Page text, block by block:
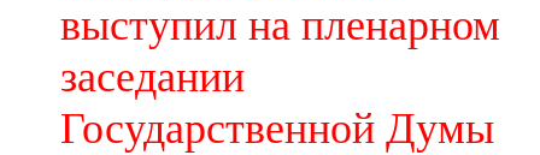
выступил на пленарном
заседании
Государственной Думы